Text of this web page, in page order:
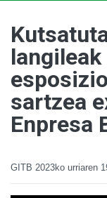
sartzea
Enpresa
GITB 2023ko urriaren